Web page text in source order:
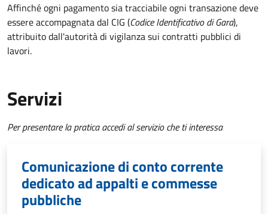
Affinché ogni pagamento sia tracciabile ogni transazione deve
essere accompagnata dal CIG (Codice Identificativo di Gara),
attribuito dall'autorità di vigilanza sui contratti pubblici di
lavori.
Servizi
Per presentare la pratica accedi al servizio che ti interessa
Comunicazione di conto corrente
dedicato ad appalti e commesse
pubbliche